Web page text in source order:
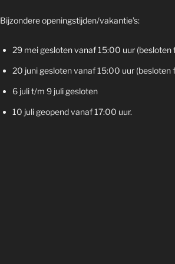
Bijzondere openingstijden/vakantie’s:
29 mei gesloten vanaf 15:00 uur (besloten
20 juni gesloten vanaf 15:00 uur (besloten
6 juli t/m 9 juli gesloten
10 juli geopend vanaf 17:00 uur.